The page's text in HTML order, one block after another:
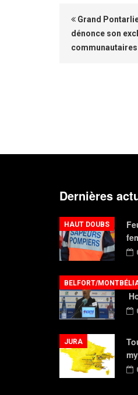
Grand
dénonce son
communautaires
Dernières
HAUT DOUBS
BELFORT/
JURA